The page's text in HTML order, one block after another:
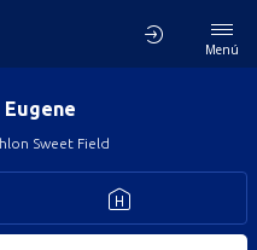
Menú
Eugene
Sweet Field